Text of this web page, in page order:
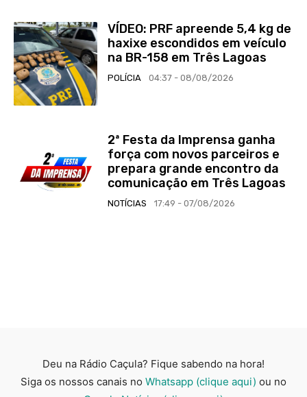
VÍDEO: PRF apreende 5,4 kg de
haxixe escondidos em veículo
na BR-158 em Três Lagoas
POLÍCIA 04:37 - 08/08/2026
2ª Festa da Imprensa ganha
força com novos parceiros e
prepara grande encontro da
comunicação em Três Lagoas
NOTÍCIAS 17:49 - 07/08/2026
Deu na Rádio Caçula? Fique sabendo na hora!
Siga os nossos canais no Whatsapp (clique aqui) ou no